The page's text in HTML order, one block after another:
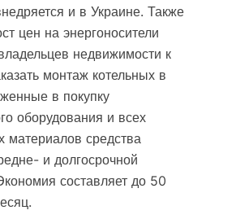
и в Украине. Также
цен на энергоносители
недвижимости к
монтаж котельных в
в покупку
оборудования и всех
материалов средства
и долгосрочной
составляет до 50